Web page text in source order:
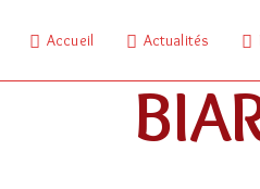
Accueil Actualités